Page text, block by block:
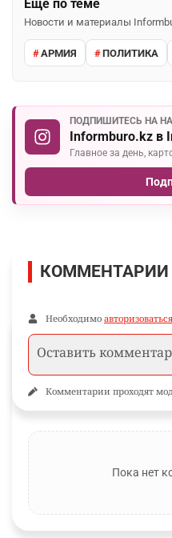
Ещё по теме
Новости и материалы
АРМИЯ ПОЛИТИКА
ПОДПИШИТЕСЬ НА
Informburo.kz в
Главное за день,
КОММЕНТАРИИ
Необходимо авторизоваться
Комментарии проходят
Пока нет